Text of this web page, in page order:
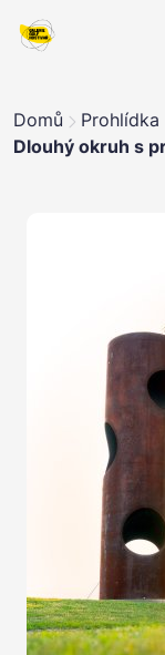
Domů
Prohlídka
Dlouhý okruh s